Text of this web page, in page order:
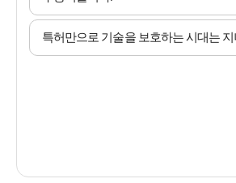
특허만으로 기술을 보호하는 시대는